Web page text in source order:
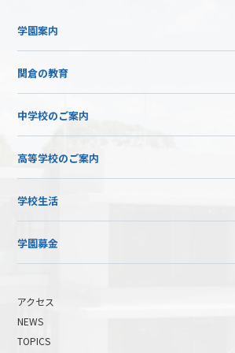
学園案内
関倉の教育
中学校のご案内
高等学校のご案内
学校生活
学園募金
アクセス
NEWS
TOPICS